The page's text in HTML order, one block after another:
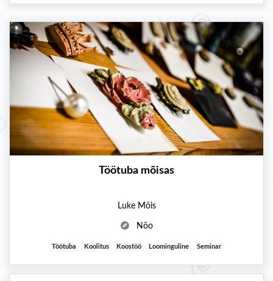
Töötuba mõisas
Luke Mõis
Nõo
Töötuba Koolitus Koostöö Loominguline Seminar